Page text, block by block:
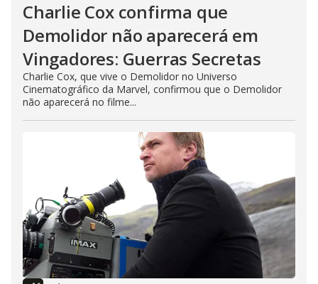
Charlie Cox confirma que
Demolidor não aparecerá em
Vingadores: Guerras Secretas
Charlie Cox, que vive o Demolidor no Universo
Cinematográfico da Marvel, confirmou que o Demolidor
não aparecerá no filme...